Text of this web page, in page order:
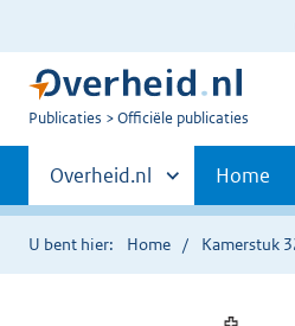
U
Publicaties Officiële publicaties
Primaire
navigatie
Andere
sites
binnen
Overheid.nl Home
U bent hier: Home Kamerstuk